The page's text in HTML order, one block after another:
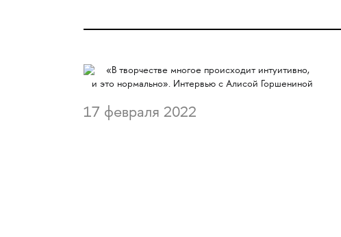
17 февраля 2022